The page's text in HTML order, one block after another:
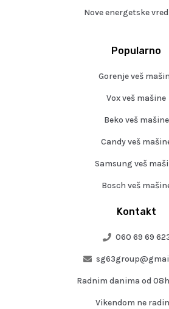
Kontakt
060 69 69
Radnim danima od 08h
Vikendom ne
Popularno
Gorenje veš
Vox veš mašine
Beko veš mašine
Candy veš
Samsung veš
Bosch veš
Nove energetske